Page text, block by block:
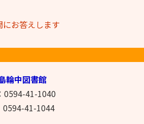
お答えします
輪中図書館
0594-41-1040
0594-41-1044